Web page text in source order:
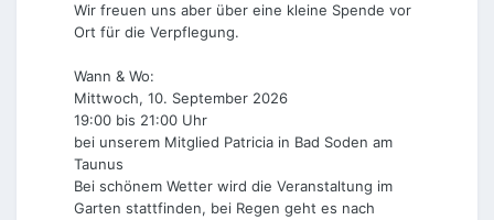
Wir freuen uns aber über eine kleine Spende vor
Ort für die Verpflegung.
Wann & Wo:
Mittwoch, 10. September 2026
19:00 bis 21:00 Uhr
bei unserem Mitglied Patricia in Bad Soden am
Taunus
Bei schönem Wetter wird die Veranstaltung im
Garten stattfinden, bei Regen geht es nach